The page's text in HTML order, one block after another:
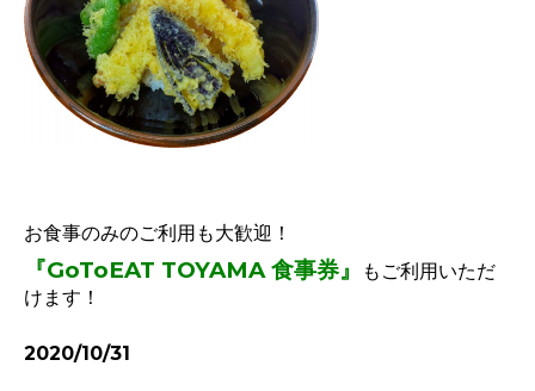
お食事のみのご利用も大歓迎！
『GoToEAT TOYAMA 食事券』
もご利用いただ
けます！
2020/10/31